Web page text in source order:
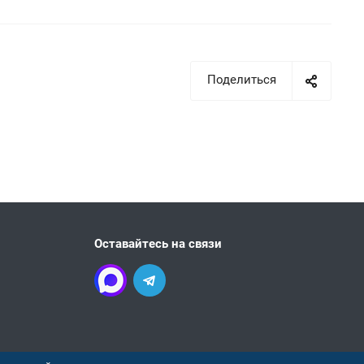
Поделиться
Оставайтесь на связи